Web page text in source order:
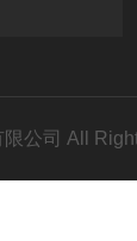
限公司 All